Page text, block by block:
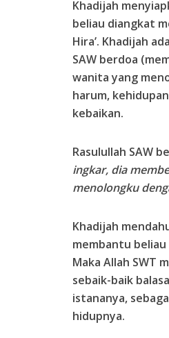
Khadijah
beliau diangkat
Hira’. Khadijah
SAW berdoa
wanita yang
harum,
kebaikan.
Rasulullah SAW
ingkar, dia
menolongku
Khadijah
membantu
Maka Allah SWT
sebaik-baik
istananya,
hidupnya.